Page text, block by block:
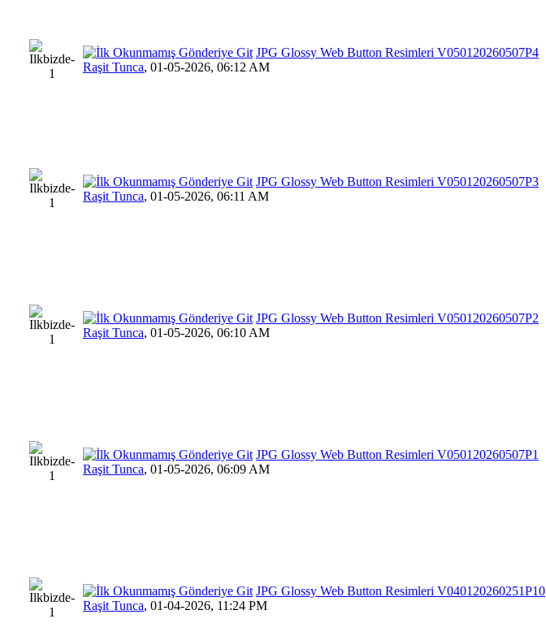
JPG Glossy Web Button Resimleri V050120260507P4
Raşit Tunca, 01-05-2026, 06:12 AM
JPG Glossy Web Button Resimleri V050120260507P3
Raşit Tunca, 01-05-2026, 06:11 AM
JPG Glossy Web Button Resimleri V050120260507P2
Raşit Tunca, 01-05-2026, 06:10 AM
JPG Glossy Web Button Resimleri V050120260507P1
Raşit Tunca, 01-05-2026, 06:09 AM
JPG Glossy Web Button Resimleri V040120260251P10
Raşit Tunca, 01-04-2026, 11:24 PM